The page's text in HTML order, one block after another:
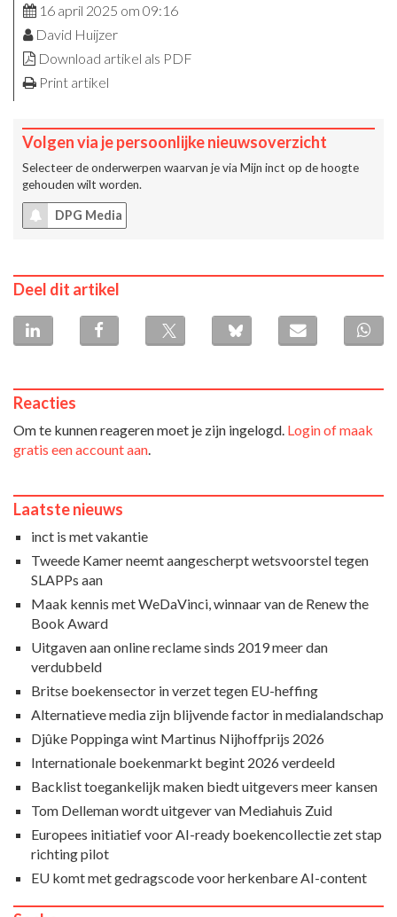
16 april 2025 om 09:16
David Huijzer
Download artikel als PDF
Print artikel
Volgen via je persoonlijke nieuwsoverzicht
Selecteer de onderwerpen waarvan je via Mijn inct op de hoogte
gehouden wilt worden.
DPG Media
Deel dit artikel
Reacties
Om te kunnen reageren moet je zijn ingelogd. Login of maak
gratis een account aan
Laatste nieuws
inct is met vakantie
Tweede Kamer neemt aangescherpt wetsvoorstel tegen
SLAPPs aan
Maak kennis met WeDaVinci, winnaar van de Renew the
Book Award
Uitgaven aan online reclame sinds 2019 meer dan
verdubbeld
Britse boekensector in verzet tegen EU-heffing
Alternatieve media zijn blijvende factor in medialandschap
Djûke Poppinga wint Martinus Nijhoffprijs 2026
Internationale boekenmarkt begint 2026 verdeeld
Backlist toegankelijk maken biedt uitgevers meer kansen
Tom Delleman wordt uitgever van Mediahuis Zuid
Europees initiatief voor AI-ready boekencollectie zet stap
richting pilot
EU komt met gedragscode voor herkenbare AI-content